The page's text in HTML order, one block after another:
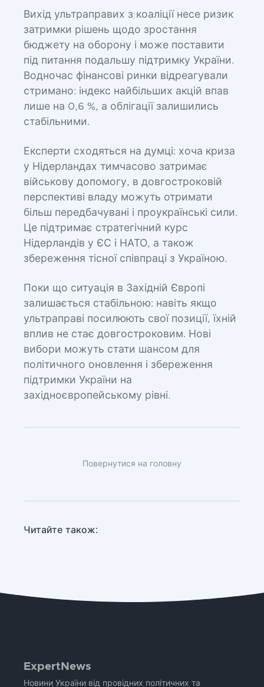
Вихід ультраправих з коаліції несе ризик
затримки рішень щодо зростання
бюджету на оборону і може поставити
під питання подальшу підтримку України.
Водночас фінансові ринки відреагували
стримано: індекс найбільших акцій впав
лише на 0,6 %, а облігації залишились
стабільними.
Експерти сходяться на думці: хоча криза
у Нідерландах тимчасово затримає
військову допомогу, в довгостроковій
перспективі владу можуть отримати
більш передбачувані і проукраїнські сили.
Це підтримає стратегічний курс
Нідерландів у ЄС і НАТО, а також
збереження тісної співпраці з Україною.
Поки що ситуація в Західній Європі
залишається стабільною: навіть якщо
ультраправі посилюють свої позиції, їхній
вплив не стає довгостроковим. Нові
вибори можуть стати шансом для
політичного оновлення і збереження
підтримки України на
західноєвропейському рівні.
Повернутися на головну
Читайте також:
ExpertNews
Новини України від провідних політичних та